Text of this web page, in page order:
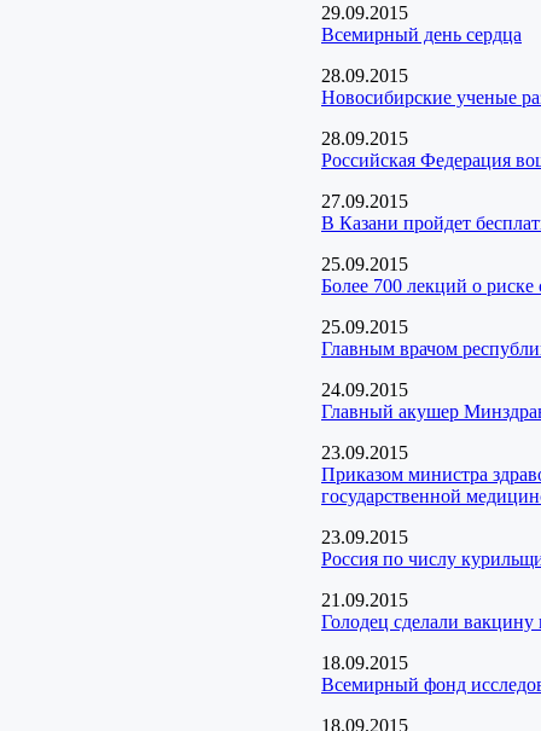
29.09.2015
Всемирный день сердца
28.09.2015
Новосибирские ученые
28.09.2015
Российская Федерация
27.09.2015
В Казани пройдет
25.09.2015
Более 700 лекций о
25.09.2015
Главным врачом
24.09.2015
Главный акушер
23.09.2015
Приказом министра
государственной
23.09.2015
Россия по числу
21.09.2015
Голодец сделали
18.09.2015
Всемирный фонд
18.09.2015